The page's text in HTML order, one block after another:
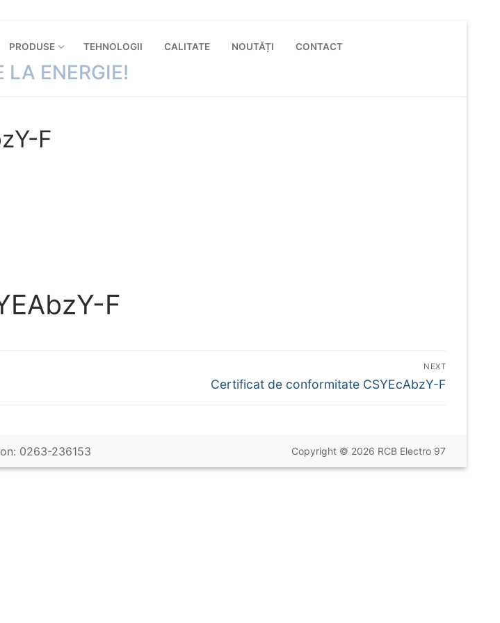
PRODUSE TEHNOLOGII CALITATE NOUTĂȚI CONTACT
ENERGIE!
F
F
NEXT
Next
Certificat de conformitate CSYEcAbzY-F
0263-236153 Copyright © 2026 RCB Electro 97